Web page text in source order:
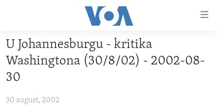
glavni
sadržaj
Pređi
na
glavnu
navigaciju
TV PROGRAM
VIJESTI
U Johannesburgu - kritika
Washingtona (30/8/02) - 2002-08-
30
30 august, 2002